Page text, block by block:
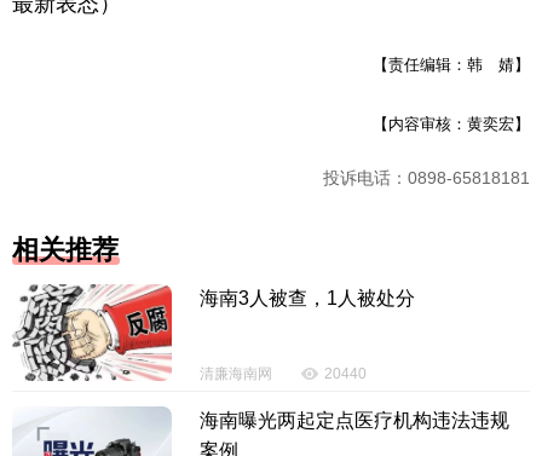
【责任编辑：韩 婧】
【内容审核：黄奕宏】
投诉电话：0898-65818181
相关推荐
海南3人被查，1人被处分
清廉海南网 20440
海南曝光两起定点医疗机构违法违规
案例